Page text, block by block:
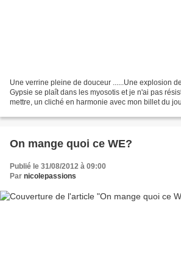
Une verrine pleine de douceur ......Une explosion
Gypsie se plaît dans les myosotis et je n'ai pas
mettre, un cliché en harmonie avec mon billet du
On mange quoi ce WE?
Publié le 31/08/2012 à 09:00
Par nicolepassions